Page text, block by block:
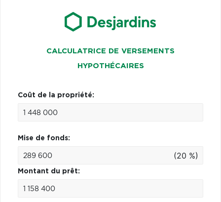
CALCULATRICE DE VERSEMENTS
HYPOTHÉCAIRES
Coût de la propriété:
Mise de fonds:
(20 %)
Montant du prêt: